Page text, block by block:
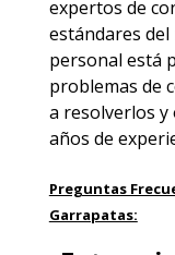
expertos de
estándares
personal está
problemas de
a resolverlos y
años de
Preguntas
Garrapatas: